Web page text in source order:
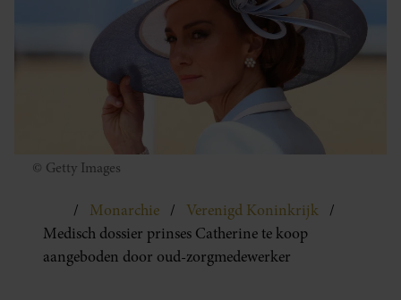
© Getty Images
Monarchie
Verenigd Koninkrijk
Medisch dossier prinses Catherine te koop
aangeboden door oud-zorgmedewerker